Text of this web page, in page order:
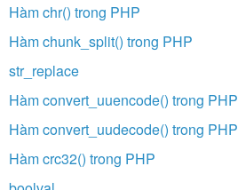
Hàm chr() trong PHP
Hàm chunk_split() trong PHP
str_replace
Hàm convert_uuencode() trong PHP
Hàm convert_uudecode() trong PHP
Hàm crc32() trong PHP